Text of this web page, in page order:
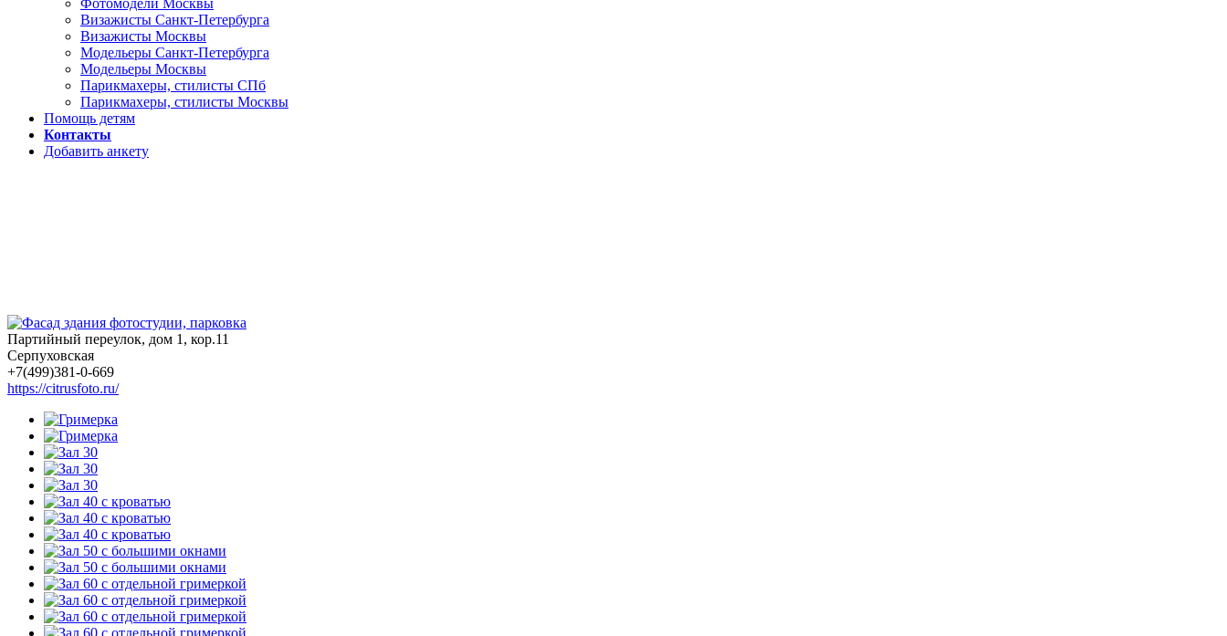
Фотомодели Москвы
Визажисты Санкт-Петербурга
Визажисты Москвы
Модельеры Санкт-Петербурга
Модельеры Москвы
Парикмахеры, стилисты СПб
Парикмахеры, стилисты Москвы
Помощь детям
Контакты
Добавить анкету
Партийный переулок, дом 1, кор.11
Серпуховская
+7(499)381-0-669
https://citrusfoto.ru/